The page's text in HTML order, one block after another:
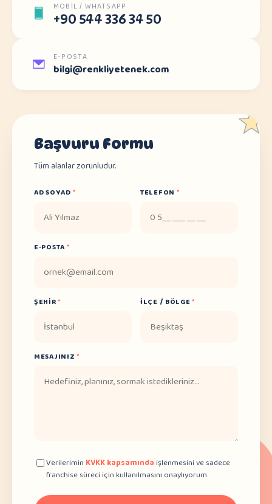
MOBIL / WHATSAPP
+90 544 336 34 50
E-POSTA
bilgi@renkliyetenek.com
Başvuru Formu
Tüm alanlar zorunludur.
AD SOYAD * TELEFON *
E-POSTA *
ŞEHIR* İLÇE / BÖLGE*
MESAJINIZ *
Verilerimin KVKK kapsamındaişlenmesini ve sadece
franchise süreci için kullanılmasını onaylıyorum.